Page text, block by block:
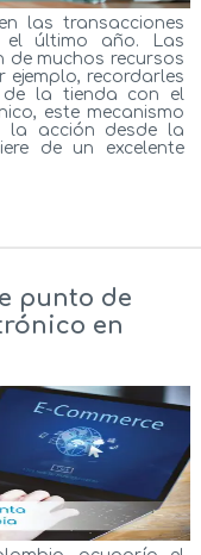
las transacciones
el último año. Las
de muchos recursos
recordarles
la tienda con el
este mecanismo
la acción desde la
de un excelente
punto de
en